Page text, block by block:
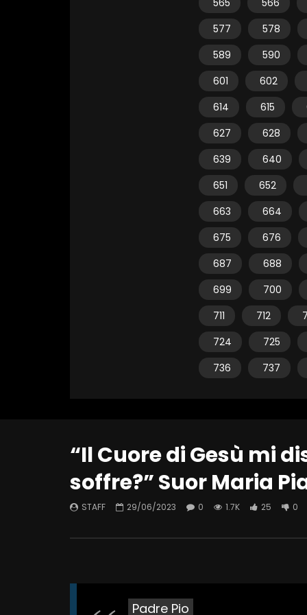
565
566
577
578
589
590
601
602
614
615
627
628
639
640
651
652
663
664
675
676
687
688
699
700
711
712
724
725
736
737
“Il Cuore di Gesù mi
soffre?” Suor Maria
STAFF 29/06/2023 0 1.7K 25 0
Padre Pio